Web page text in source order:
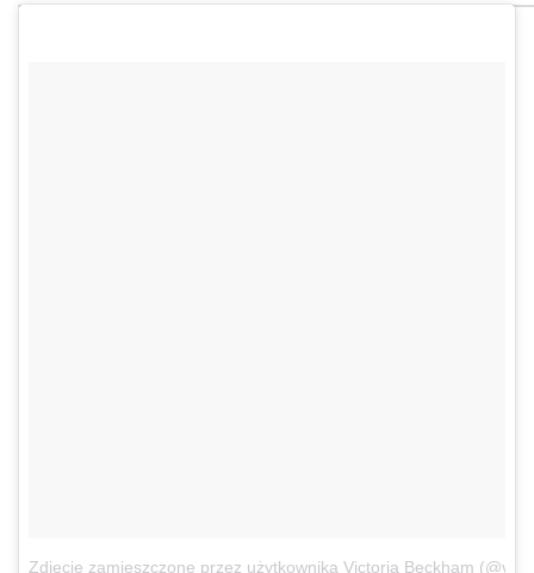
Zdjęcie zamieszczone przez użytkownika Victoria Beckham